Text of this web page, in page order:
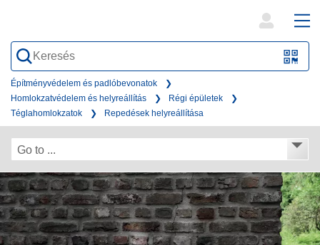
QR-
form
Építményvédelem és padlóbevonatok
Homlokzatvédelem és helyreállítás
Régi épületek
Téglahomlokzatok
Repedések helyreállítása
Go to ...